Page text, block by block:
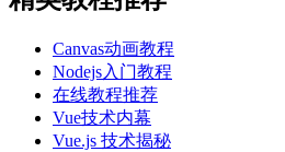
Canvas动画教程
Nodejs入门教程
在线教程推荐
Vue技术内幕
Vue.js 技术揭秘